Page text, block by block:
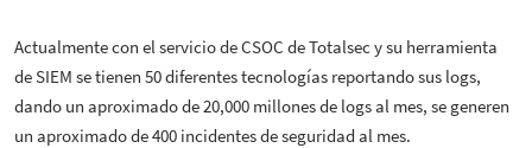
Actualmente con el servicio de CSOC de Totalsec y su herramienta
de SIEM se tienen 50 diferentes tecnologías reportando sus logs,
dando un aproximado de 20,000 millones de logs al mes, se generen
un aproximado de 400 incidentes de seguridad al mes.